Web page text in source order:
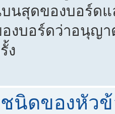
นสุดของบอร์ด
งบอร์ดว่าอนุญ
ง
นิดของหัว